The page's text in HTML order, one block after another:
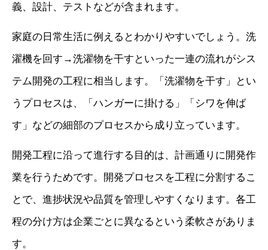
義、設計、テストなどが含まれます。
家庭の日常生活に例えるとわかりやすいでしょう。洗
濯機を回す→洗濯物を干すといった一連の流れがシス
テム開発の工程に相当します。「洗濯物を干す」とい
うプロセスは、「ハンガーに掛ける」「シワを伸ば
す」などの細部のプロセスから成り立っています。
開発工程に沿って進行する目的は、計画通りに開発作
業を行うためです。開発プロセスを工程に分割するこ
とで、進捗状況や品質を管理しやすくなります。各工
程の分け方は企業ごとに異なるという柔軟さがありま
す。